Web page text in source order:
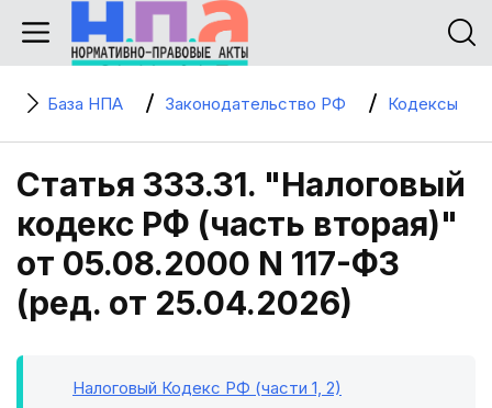
База НПА Законодательство РФ Кодексы
Статья 333.31. "Налоговый
кодекс РФ (часть вторая)"
от 05.08.2000 N 117-ФЗ
(ред. от 25.04.2026)
Налоговый Кодекс РФ (части 1, 2)